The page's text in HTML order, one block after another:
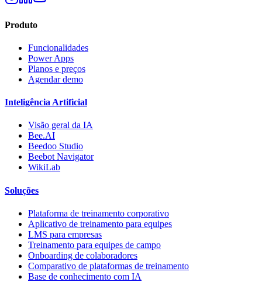
Produto
Funcionalidades
Power Apps
Planos e preços
Agendar demo
Inteligência Artificial
Visão geral da IA
Bee.AI
Beedoo Studio
Beebot Navigator
WikiLab
Soluções
Plataforma de treinamento corporativo
Aplicativo de treinamento para equipes
LMS para empresas
Treinamento para equipes de campo
Onboarding de colaboradores
Comparativo de plataformas de treinamento
Base de conhecimento com IA